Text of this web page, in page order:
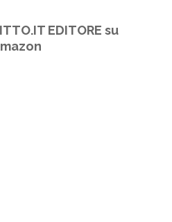
EDITORE su